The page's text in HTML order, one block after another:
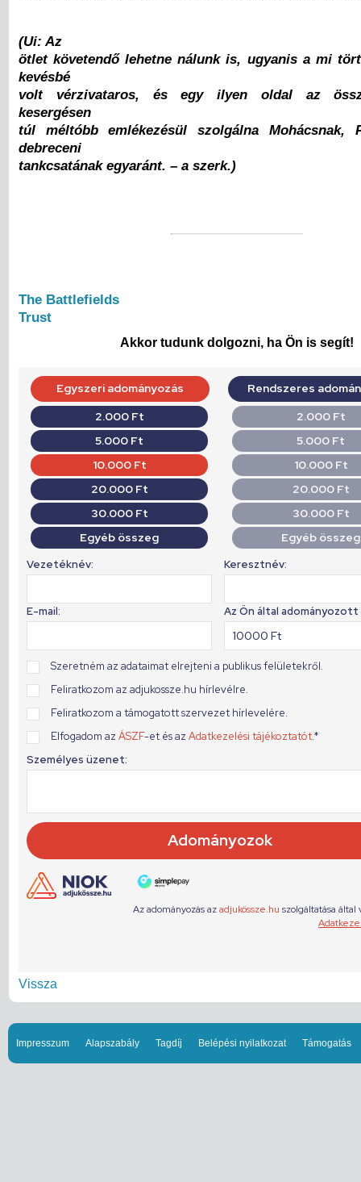
(Ui: Az
ötlet követendő lehetne nálunk is, ugyanis a mi
kevésbé
volt vérzivataros, és egy ilyen oldal az
kesergésen
túl méltóbb emlékezésül szolgálna Mohácsnak,
debreceni
tankcsatának egyaránt. – a szerk.)
The Battlefields
Trust
Akkor tudunk dolgozni, ha Ön is segít!
Vissza
Impresszum Alapszabály Tagdíj Belépési nyilatkozat Támogatás